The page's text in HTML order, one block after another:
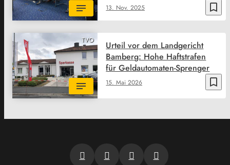
bookmark_border
13. Nov. 2025
TVO
bookmark_border
15. Mai 2026
Urteil vor dem Landgericht
Bamberg: Hohe Haftstrafen
für Geldautomaten-Sprenger